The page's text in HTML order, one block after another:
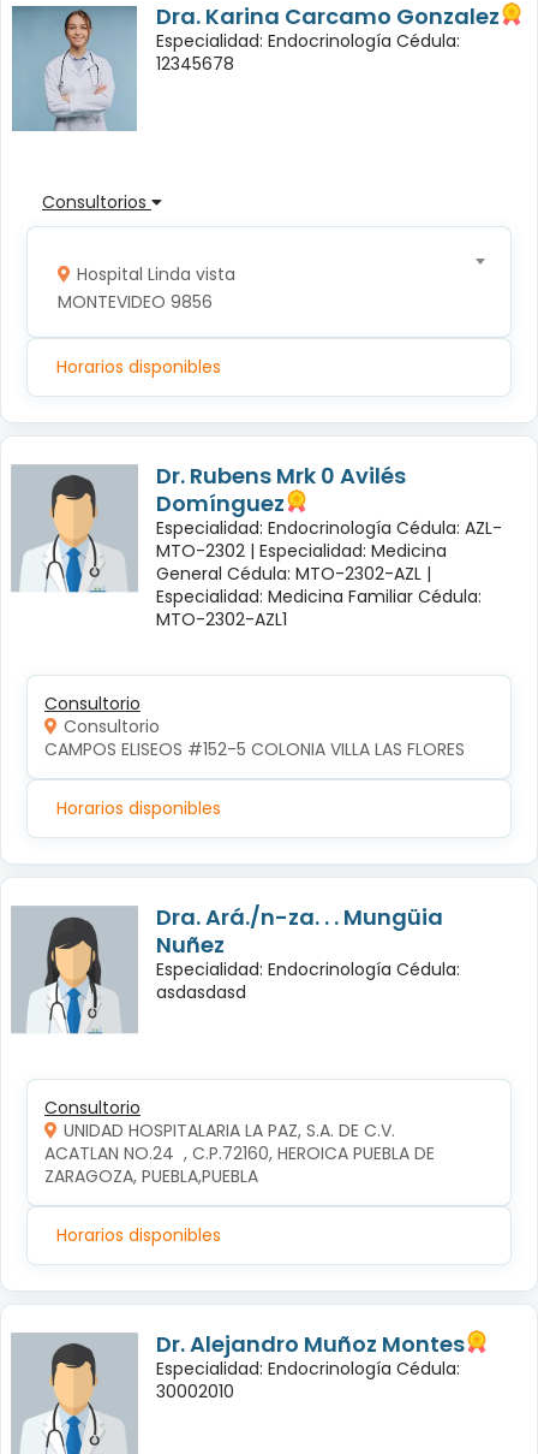
Dra. Karina Carcamo Gonzalez
Especialidad: Endocrinología Cédula:
12345678
Consultorios
Hospital Linda vista
MONTEVIDEO 9856
Horarios disponibles
Dr. Rubens Mrk 0 Avilés
Domínguez
Especialidad: Endocrinología Cédula: AZL-
MTO-2302 | Especialidad: Medicina
General Cédula: MTO-2302-AZL |
Especialidad: Medicina Familiar Cédula:
MTO-2302-AZL1
Consultorio
Consultorio
CAMPOS ELISEOS #152-5 COLONIA VILLA LAS FLORES
Horarios disponibles
Dra. Ará./n-za. . . Mungüia
Nuñez
Especialidad: Endocrinología Cédula:
asdasdasd
Consultorio
UNIDAD HOSPITALARIA LA PAZ, S.A. DE C.V.
ACATLAN NO.24  , C.P.72160, HEROICA PUEBLA DE
ZARAGOZA, PUEBLA,PUEBLA
Horarios disponibles
Dr. Alejandro Muñoz Montes
Especialidad: Endocrinología Cédula:
30002010